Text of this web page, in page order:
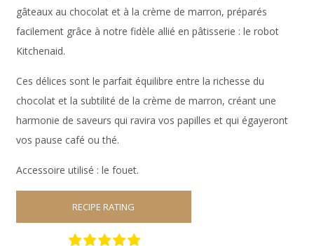
gâteaux au chocolat et à la crème de marron, préparés
facilement grâce à notre fidèle allié en pâtisserie : le robot
Kitchenaid.
Ces délices sont le parfait équilibre entre la richesse du
chocolat et la subtilité de la crème de marron, créant une
harmonie de saveurs qui ravira vos papilles et qui égayeront
vos pause café ou thé.
Accessoire utilisé : le fouet.
RECIPE RATING